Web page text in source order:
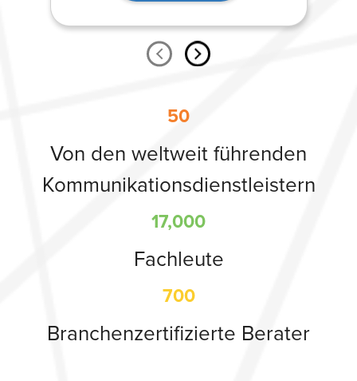
50
Von den weltweit führenden
Kommunikationsdienstleistern
17,000
Fachleute
700
Branchenzertifizierte Berater